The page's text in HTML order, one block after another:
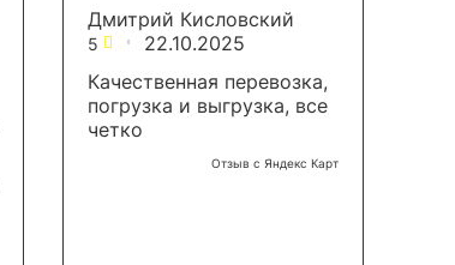
Дмитрий Кисловский
5
22.10.2025
Качественная перевозка,
погрузка и выгрузка, все
четко
Отзыв с Яндекс Карт